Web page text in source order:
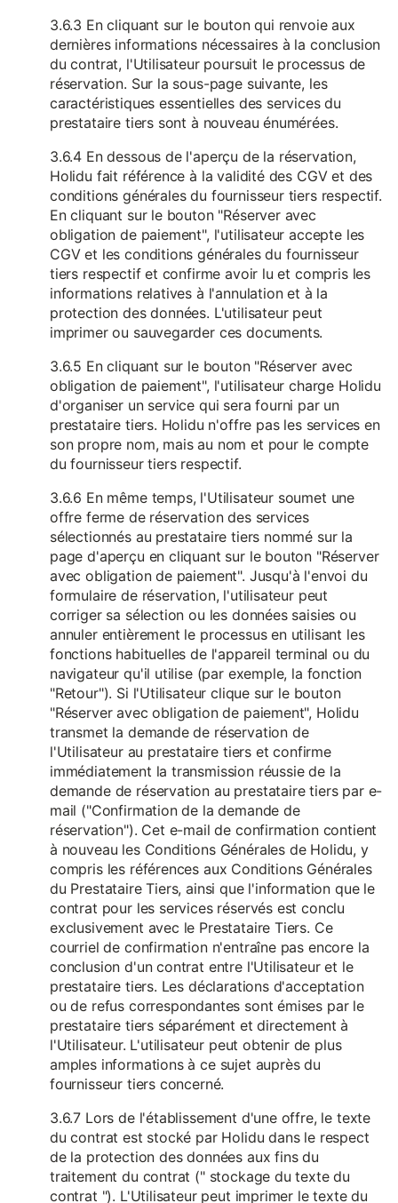
3.6.3 En cliquant sur le bouton qui renvoie aux
dernières informations nécessaires à la conclusion
du contrat, l'Utilisateur poursuit le processus de
réservation. Sur la sous-page suivante, les
caractéristiques essentielles des services du
prestataire tiers sont à nouveau énumérées.
3.6.4 En dessous de l'aperçu de la réservation,
Holidu fait référence à la validité des CGV et des
conditions générales du fournisseur tiers respectif.
En cliquant sur le bouton "Réserver avec
obligation de paiement", l'utilisateur accepte les
CGV et les conditions générales du fournisseur
tiers respectif et confirme avoir lu et compris les
informations relatives à l'annulation et à la
protection des données. L'utilisateur peut
imprimer ou sauvegarder ces documents.
3.6.5 En cliquant sur le bouton "Réserver avec
obligation de paiement", l'utilisateur charge Holidu
d'organiser un service qui sera fourni par un
prestataire tiers. Holidu n'offre pas les services en
son propre nom, mais au nom et pour le compte
du fournisseur tiers respectif.
3.6.6 En même temps, l'Utilisateur soumet une
offre ferme de réservation des services
sélectionnés au prestataire tiers nommé sur la
page d'aperçu en cliquant sur le bouton "Réserver
avec obligation de paiement". Jusqu'à l'envoi du
formulaire de réservation, l'utilisateur peut
corriger sa sélection ou les données saisies ou
annuler entièrement le processus en utilisant les
fonctions habituelles de l'appareil terminal ou du
navigateur qu'il utilise (par exemple, la fonction
"Retour"). Si l'Utilisateur clique sur le bouton
"Réserver avec obligation de paiement", Holidu
transmet la demande de réservation de
l'Utilisateur au prestataire tiers et confirme
immédiatement la transmission réussie de la
demande de réservation au prestataire tiers par e-
mail ("Confirmation de la demande de
réservation"). Cet e-mail de confirmation contient
à nouveau les Conditions Générales de Holidu, y
compris les références aux Conditions Générales
du Prestataire Tiers, ainsi que l'information que le
contrat pour les services réservés est conclu
exclusivement avec le Prestataire Tiers. Ce
courriel de confirmation n'entraîne pas encore la
conclusion d'un contrat entre l'Utilisateur et le
prestataire tiers. Les déclarations d'acceptation
ou de refus correspondantes sont émises par le
prestataire tiers séparément et directement à
l'Utilisateur. L'utilisateur peut obtenir de plus
amples informations à ce sujet auprès du
fournisseur tiers concerné.
3.6.7 Lors de l'établissement d'une offre, le texte
du contrat est stocké par Holidu dans le respect
de la protection des données aux fins du
traitement du contrat (" stockage du texte du
contrat "). L'Utilisateur peut imprimer le texte du